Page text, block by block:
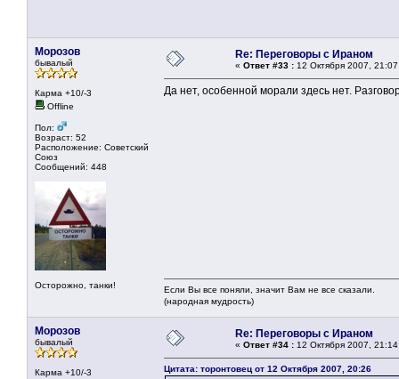
Морозов
бывалый
Карма +10/-3
Offline
Пол:
Возраст: 52
Расположение: Советский
Союз
Сообщений: 448
Осторожно, танки!
Re: Переговоры с Ираном
« Ответ #33 : 12 Октября 2007,
Да нет, особенной морали здесь нет.
Если Вы все поняли, значит Вам не все сказали.
(народная мудрость)
Морозов
бывалый
Карма +10/-3
Re: Переговоры с Ираном
« Ответ #34 : 12 Октября 2007,
Цитата: торонтовец от 12 Октября 2007, 20:26